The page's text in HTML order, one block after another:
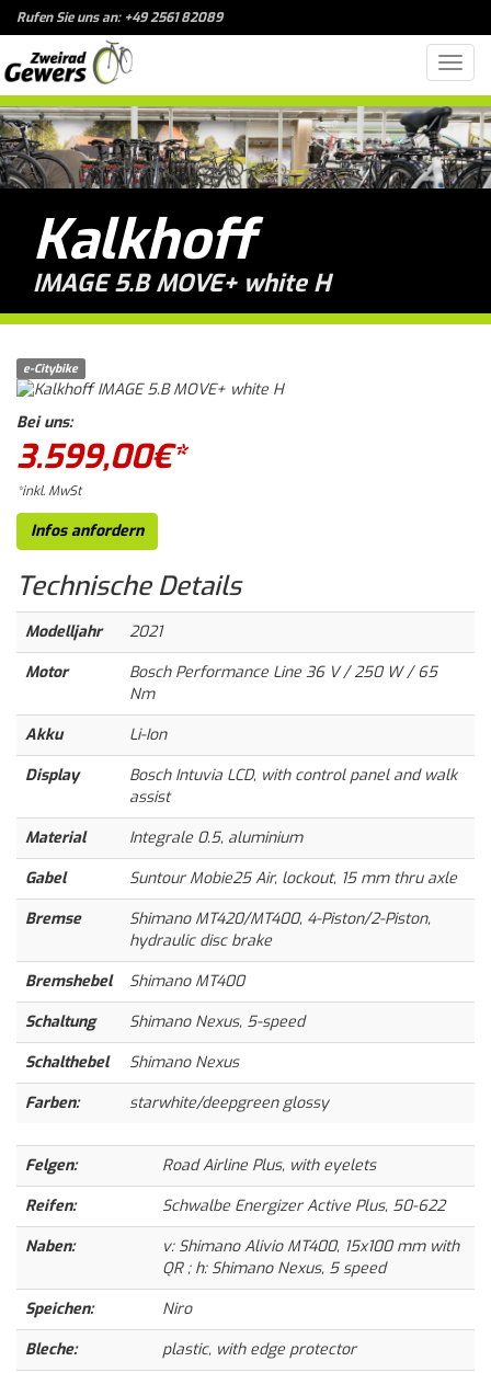
Rufen Sie uns an: +49 2561 82089
Kalkhoff
IMAGE 5.B MOVE+ white H
e-Citybike
Bei uns:
3.599,00€*
*inkl. MwSt
Infos anfordern
TechnischeDetails
Modelljahr
2021
Motor
Bosch Performance Line 36 V / 250 W / 65
Nm
Akku
Li-Ion
Display
Bosch Intuvia LCD, with control panel and walk
assist
Material
Integrale 0.5, aluminium
Gabel
Suntour Mobie25 Air, lockout, 15 mm thru axle
Bremse
Shimano MT420/MT400, 4-Piston/2-Piston,
hydraulic disc brake
Bremshebel
Shimano MT400
Schaltung
Shimano Nexus, 5-speed
Schalthebel
Shimano Nexus
Farben:
starwhite/deepgreen glossy
Felgen:
Road Airline Plus, with eyelets
Reifen:
Schwalbe Energizer Active Plus, 50-622
Naben:
v: Shimano Alivio MT400, 15x100 mm with
QR ; h: Shimano Nexus, 5 speed
Speichen:
Niro
Bleche:
plastic, with edge protector